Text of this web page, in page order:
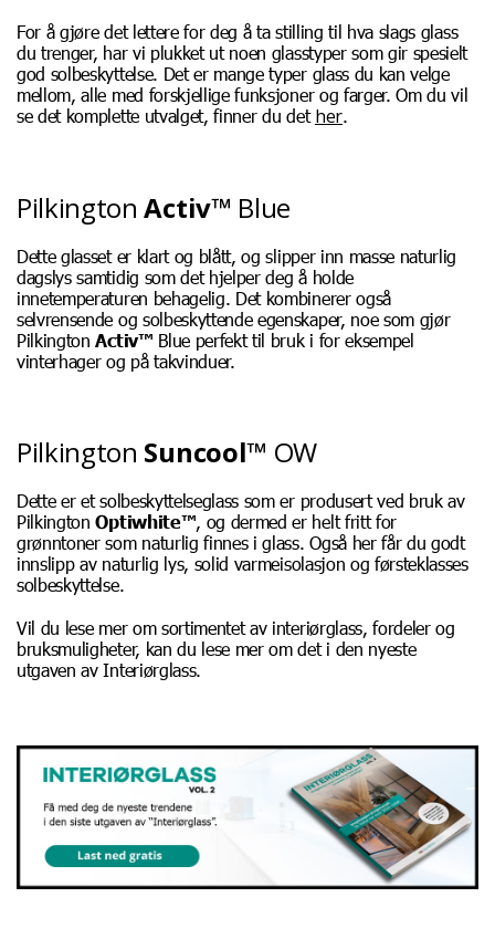
For å gjøre det lettere for deg å ta stilling til hva slags glass
du trenger, har vi plukket ut noen glasstyper som gir spesielt
god solbeskyttelse. Det er mange typer glass du kan velge
mellom, alle med forskjellige funksjoner og farger. Om du vil
se det komplette utvalget, finner du det her.
Pilkington Activ™ Blue
Dette glasset er klart og blått, og slipper inn masse naturlig
dagslys samtidig som det hjelper deg å holde
innetemperaturen behagelig. Det kombinerer også
selvrensende og solbeskyttende egenskaper, noe som gjør
PilkingtonActiv™ Blue perfekt til bruk i for eksempel
vinterhager og på takvinduer.
Pilkington Suncool™ OW
Dette er et solbeskyttelseglass som er produsert ved bruk av
PilkingtonOptiwhite™, og dermed er helt fritt for
grønntoner som naturlig finnes i glass. Også her får du godt
innslipp av naturlig lys, solid varmeisolasjon og førsteklasses
solbeskyttelse.
Vil du lese mer om sortimentet av interiørglass, fordeler og
bruksmuligheter, kan du lese mer om det i den nyeste
utgaven av Interiørglass.